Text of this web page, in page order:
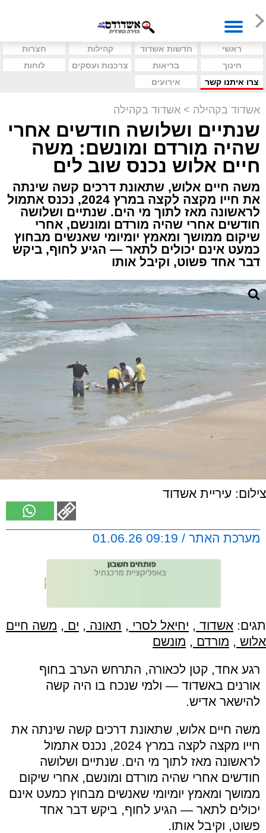
ראשי חדשות אשדוד קהילות
חצרות
חינוך
בריאות צרכנות ועסקים
לוחות
צרו איתנו קשר
אירועים
אשדוד בקהילה > אשדוד בקהילה
שנתיים ושלושה חודשים אחרי
שהיה מורדם ומונשם: משה
חיים אלוש נכנס שוב לים
משה חיים אלוש, שתאונת דרכים קשה שינתה
את חייו מקצה לקצה במרץ 2024, נכנס אתמול
לראשונה מאז לתוך מי הים. שנתיים ושלושה
חודשים אחרי שהיה מורדם ומונשם, אחרי
שיקום ממושך ומאמץ יומיומי שאנשים מבחוץ
כמעט אינם יכולים לתאר — הגיע לחוף, ביקש
דבר אחד פשוט, וקיבל אותו
צילום: עיריית אשדוד
מערכת האתר / 09:19 01.06.26
תגים: אשדוד , יחיאל לסרי , תאונה , ים , משה חיים
אלוש , מורדם , מונשם
רגע אחד, קטן לכאורה, התרחש הערב בחוף
אורנים באשדוד — ולמי שנכח בו היה קשה
להישאר אדיש.
משה חיים אלוש, שתאונת דרכים קשה שינתה את
חייו מקצה לקצה במרץ 2024, נכנס אתמול
לראשונה מאז לתוך מי הים. שנתיים ושלושה
חודשים אחרי שהיה מורדם ומונשם, אחרי שיקום
ממושך ומאמץ יומיומי שאנשים מבחוץ כמעט אינם
יכולים לתאר — הגיע לחוף, ביקש דבר אחד
פשוט, וקיבל אותו.